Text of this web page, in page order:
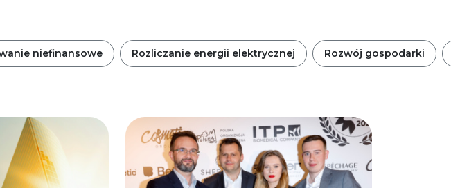
niefinansowe Rozliczanie energii elektrycznej Rozwój gospodarki